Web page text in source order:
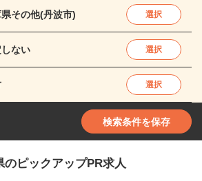
その他(丹波市) 選択
ない 選択
選択
検索条件を保存
のピックアップPR求人